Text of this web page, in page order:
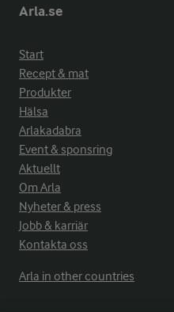
Arla.se
Start
Recept & mat
Produkter
Hälsa
Arlakadabra
Event & sponsring
Aktuellt
Om Arla
Nyheter & press
Jobb & karriär
Kontakta oss
Arla in other countries